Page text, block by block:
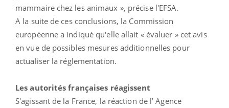
mammaire chez les animaux », précise l'EFSA.
A la suite de ces conclusions, la Commission
européenne a indiqué qu'elle allait « évaluer » cet avis
en vue de possibles mesures additionnelles pour
actualiser la réglementation.
Les autorités françaises réagissent
S'agissant de la France, la réaction de l’ Agence